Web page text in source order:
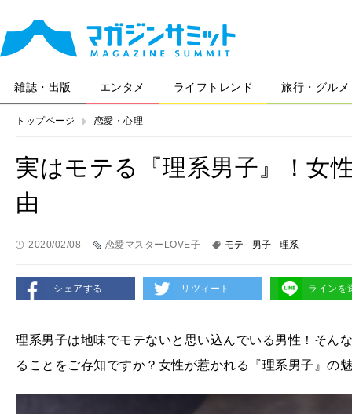
雑誌・出版 エンタメ ライフトレンド 旅行・グルメ
トップページ 恋愛・心理
実はモテる『理系男子』！女
由
2020/02/08 恋愛マスターLOVE子 モテ 男子 理系
シェアする リツィート ラインを
理系男子は地味でモテないと思い込んでいる男性！そん
ることをご存知ですか？女性が惹かれる『理系男子』の